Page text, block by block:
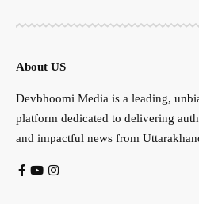
About US
Devbhoomi Media is a leading,
platform dedicated to delivering
and impactful news from